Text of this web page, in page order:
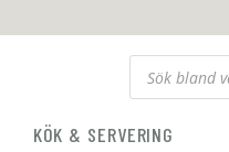
KÖK & SERVERING